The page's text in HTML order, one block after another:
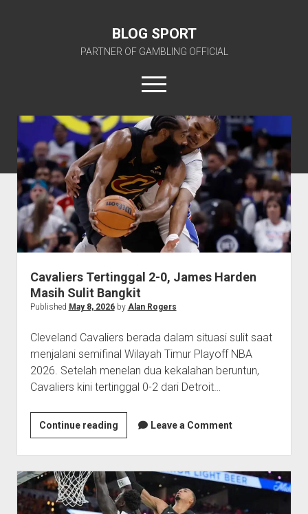
BLOG SPORT
PARTNER OF GAMBLING OFFICIAL
open
menu
BLOG SPORT OFFICIAL
BLOG
SPORT
Posts
Cavaliers Tertinggal 2-0, James Harden
Masih Sulit Bangkit
Published May 8, 2026by Alan Rogers
Cleveland Cavaliers berada dalam situasi sulit saat
menjalani semifinal Wilayah Timur Playoff NBA
2026. Setelah menelan dua kekalahan beruntun,
Cavaliers kini tertinggal 0-2 dari Detroit…
Continue readingCavaliers
Tertinggal
2-
0,
James
Harden
Leave a Comment